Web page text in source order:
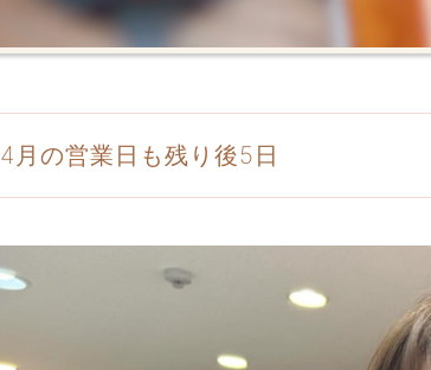
4月の営業日も残り後5日